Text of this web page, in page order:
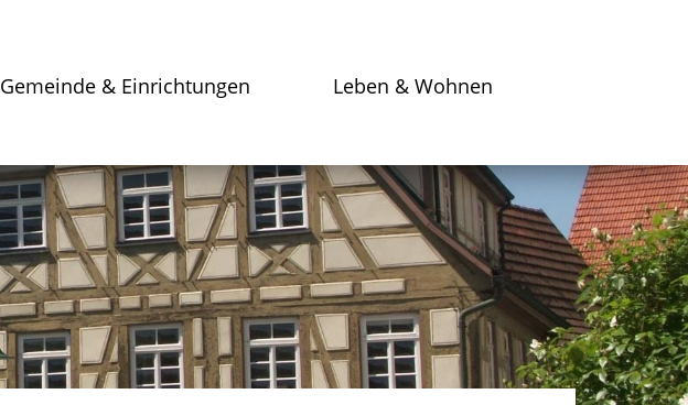
Gemeinde & Einrichtungen Leben & Wohnen